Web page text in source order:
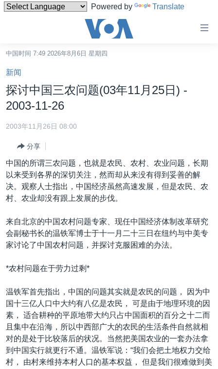
Powered by Translate
碍
链
接
跳
转
内
转
到
导
航
转
到
检
国际
最新国际新闻
印太
中东
欧洲
非洲
全球议题
分类新闻
经济·金融·贸易
人权·法律·宗教
科教·文娱·体健
军事
环境
美中关系
热点专题
白宫要闻
国会报道
美国建国250周年
埃博拉疫情
美国之音专访
重要讲话与声明
台海两岸关系
南中国海争端
VOA视频
VOA今日焦点
其他语言网站
中国时间 7:49 2026年8月6日 星期四
新闻
探讨中国三农问题(03年11月25日) -
2003-11-26
2003年11月26日 08:00
分享
中国的所谓三农问题，也就是农民、农村、农业问题，长期
以来受到各界的深切关注，然而却从来没有得到妥善的解
决。观察人士指出，中国经济虽然高速发展，但是农民、农
村、农业却没有跟上发展的步伐。
来自北京的中国农村问题专家、现任中国经济体制改革研究
会副秘书长的温铁军博士于十一月二十三日在纽约与中美专
家讨论了中国农村问题，并探讨克服困难的办法。
*农村问题在于劳力过剩*
温铁军首先指出，中国的问题其实就是农民的问题， 因为中
国十三亿人口中大约有八亿是农民， 可是由于地理环境的因
素， 适合耕种的平原地带大约只占中国面积的百分之十二而
且集中在沿海，所以中西部广大的农民的生活条件自然就相
对的是处于比较落后的状况。当然把美国农业的一套办法拿
到中国实行就更行不通。温铁军说：“我们会把土地权力交给
村， 由村来维持本村人口的基本权益， 但是我们很难做到美